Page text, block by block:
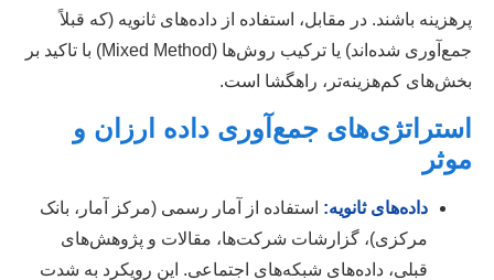
پرهزینه باشند. در مقابل، استفاده از داده‌های ثانویه (که قبلاً
جمع‌آوری شده‌اند) یا ترکیب روش‌ها (Mixed Method) با تاکید بر
بخش‌های کم‌هزینه‌تر، راهگشا است.
استراتژی‌های جمع‌آوری داده ارزان و
موثر
داده‌های ثانویه: استفاده از آمار رسمی (مرکز آمار، بانک
مرکزی)، گزارشات شرکت‌ها، مقالات و پژوهش‌های
قبلی، داده‌های شبکه‌های اجتماعی. این رویکرد به شدت